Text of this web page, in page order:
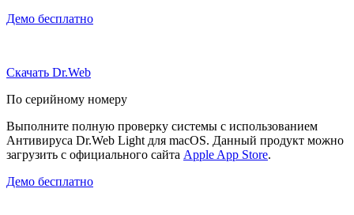
Демо бесплатно
Скачать Dr.Web
По серийному номеру
Выполните полную проверку системы с использованием
Антивируса Dr.Web Light для macOS. Данный продукт можно
загрузить с официального сайта Apple App Store.
Демо бесплатно